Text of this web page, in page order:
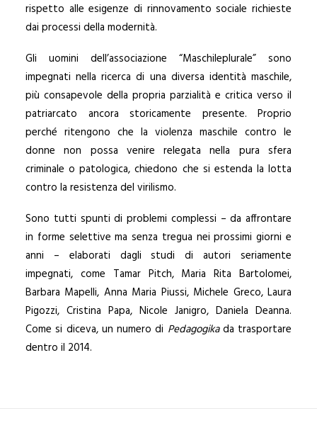
rispetto alle esigenze di rinnovamento sociale richieste
dai processi della modernità.
Gli uomini dell’associazione “Maschileplurale” sono
impegnati nella ricerca di una diversa identità maschile,
più consapevole della propria parzialità e critica verso il
patriarcato ancora storicamente presente. Proprio
perché ritengono che la violenza maschile contro le
donne non possa venire relegata nella pura sfera
criminale o patologica, chiedono che si estenda la lotta
contro la resistenza del virilismo.
Sono tutti spunti di problemi complessi – da affrontare
in forme selettive ma senza tregua nei prossimi giorni e
anni – elaborati dagli studi di autori seriamente
impegnati, come Tamar Pitch, Maria Rita Bartolomei,
Barbara Mapelli, Anna Maria Piussi, Michele Greco, Laura
Pigozzi, Cristina Papa, Nicole Janigro, Daniela Deanna.
Come si diceva, un numero di Pedagogikada trasportare
dentro il 2014.